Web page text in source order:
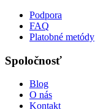
Podpora
FAQ
Platobné metódy
Spoločnosť
Blog
O nás
Kontakt